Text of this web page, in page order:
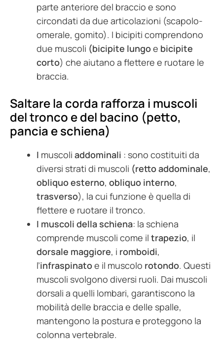
parte anteriore del braccio e sono
circondati da due articolazioni (scapolo-
omerale, gomito). I bicipiti comprendono
due muscoli (bicipite lungoe bicipite
corto) che aiutano a flettere e ruotare le
braccia.
Saltare la corda rafforza i muscoli
del tronco e del bacino (petto,
pancia e schiena)
I muscoli addominali : sono costituiti da
diversi strati di muscoli (retto addominale,
obliquo esterno, obliquo interno,
trasverso), la cui funzione è quella di
flettere e ruotare il tronco.
I muscoli della schiena: la schiena
comprende muscoli come il trapezio, il
dorsale maggiore, i romboidi,
l’infraspinatoe il muscolo rotondo. Questi
muscoli svolgono diversi ruoli. Dai muscoli
dorsali a quelli lombari, garantiscono la
mobilità delle braccia e delle spalle,
mantengono la postura e proteggono la
colonna vertebrale.